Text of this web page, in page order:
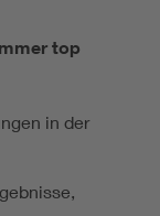
top
in der